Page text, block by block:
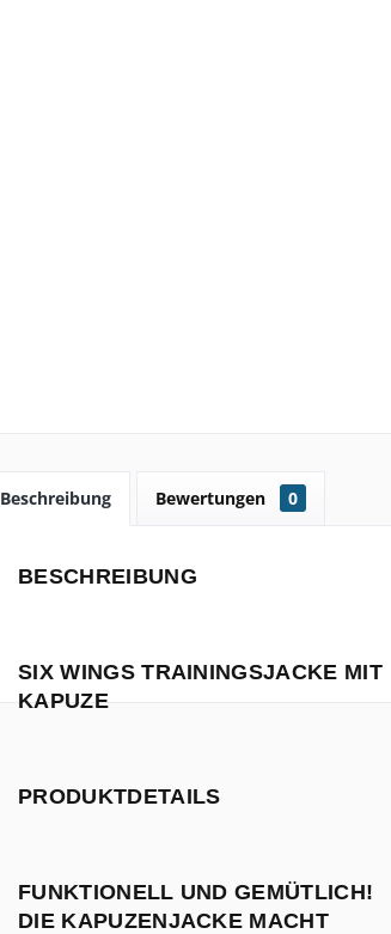
Beschreibung Bewertungen 0
BESCHREIBUNG
SIX WINGS TRAININGSJACKE MIT
KAPUZE
PRODUKTDETAILS
FUNKTIONELL UND GEMÜTLICH!
DIE KAPUZENJACKE MACHT